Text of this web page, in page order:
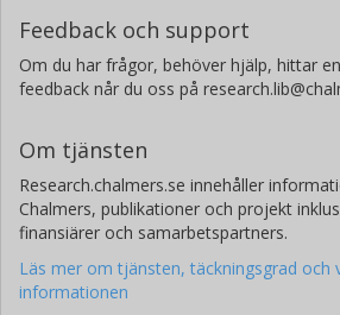
Feedback och support
Om du har frågor, behöver hjälp, hittar
feedback når du oss på
Om tjänsten
Research.chalmers.se innehåller
Chalmers, publikationer och projekt
finansiärer och samarbetspartners.
Läs mer om tjänsten, täckningsgrad och
informationen